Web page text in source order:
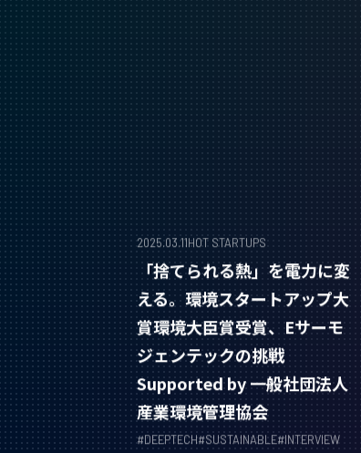
2025.03.11HOT STARTUPS
「捨てられる熱」を電力に変
える。環境スタートアップ大
賞環境大臣賞受賞、Eサーモ
ジェンテックの挑戦
Supported by 一般社団法人
産業環境管理協会
#DEEPTECH#SUSTAINABLE#INTERVIEW